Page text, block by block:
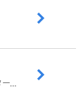
武器の『アビリティ』と『戦神』を駆使するターン制コマンドバトルRPG！